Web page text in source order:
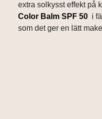
extra solkysst effekt på
Color Balm SPF 50 i
som det ger en lätt